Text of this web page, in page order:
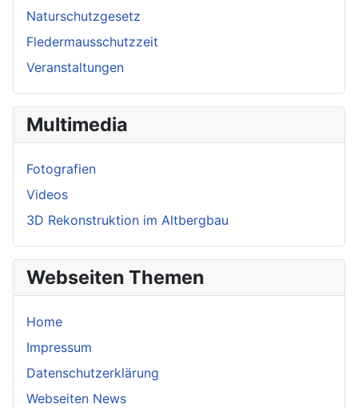
Naturschutzgesetz
Fledermausschutzzeit
Veranstaltungen
Multimedia
Fotografien
Videos
3D Rekonstruktion im Altbergbau
Webseiten Themen
Home
Impressum
Datenschutzerklärung
Webseiten News